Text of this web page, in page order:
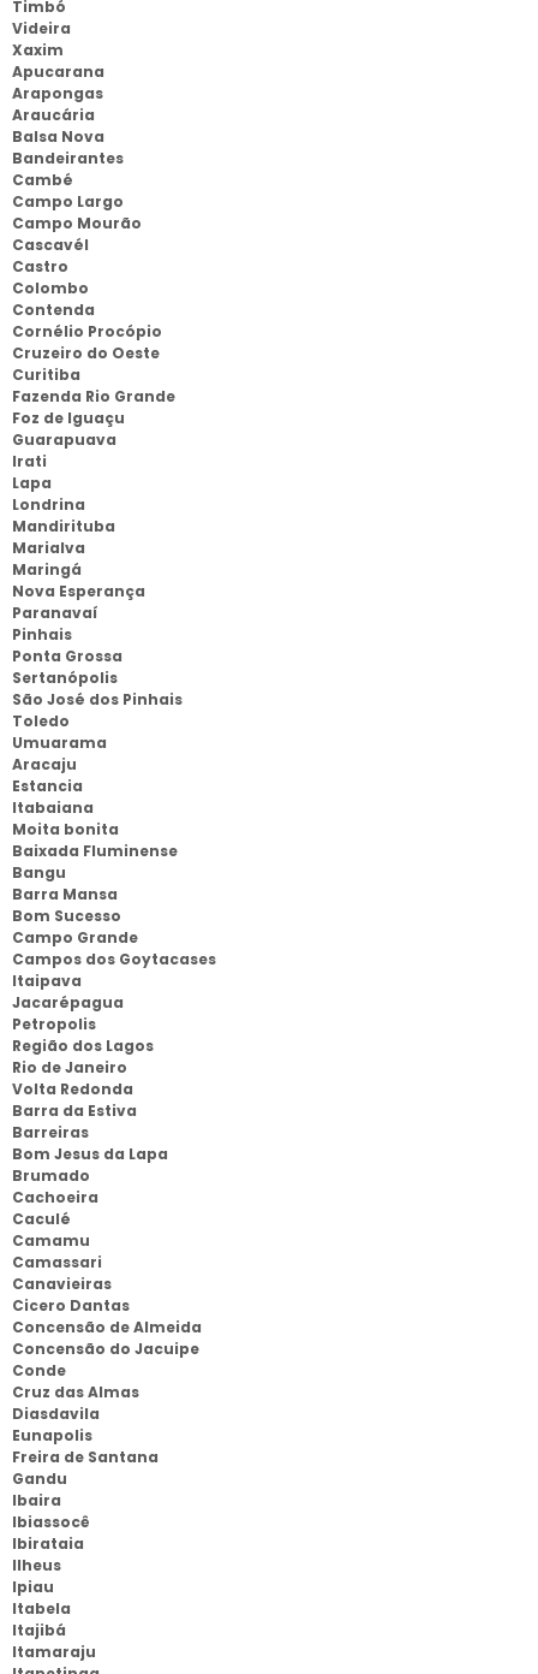
Timbó
Videira
Xaxim
Apucarana
Arapongas
Araucária
Balsa Nova
Bandeirantes
Cambé
Campo Largo
Campo Mourão
Cascavél
Castro
Colombo
Contenda
Cornélio Procópio
Cruzeiro do Oeste
Curitiba
Fazenda Rio Grande
Foz de Iguaçu
Guarapuava
Irati
Lapa
Londrina
Mandirituba
Marialva
Maringá
Nova Esperança
Paranavaí
Pinhais
Ponta Grossa
Sertanópolis
São José dos Pinhais
Toledo
Umuarama
Aracaju
Estancia
Itabaiana
Moita bonita
Baixada Fluminense
Bangu
Barra Mansa
Bom Sucesso
Campo Grande
Campos dos Goytacases
Itaipava
Jacarépagua
Petropolis
Região dos Lagos
Rio de Janeiro
Volta Redonda
Barra da Estiva
Barreiras
Bom Jesus da Lapa
Brumado
Cachoeira
Caculé
Camamu
Camassari
Canavieiras
Cicero Dantas
Concensão de Almeida
Concensão do Jacuipe
Conde
Cruz das Almas
Diasdavila
Eunapolis
Freira de Santana
Gandu
Ibaira
Ibiassocê
Ibirataia
Ilheus
Ipiau
Itabela
Itajibá
Itamaraju